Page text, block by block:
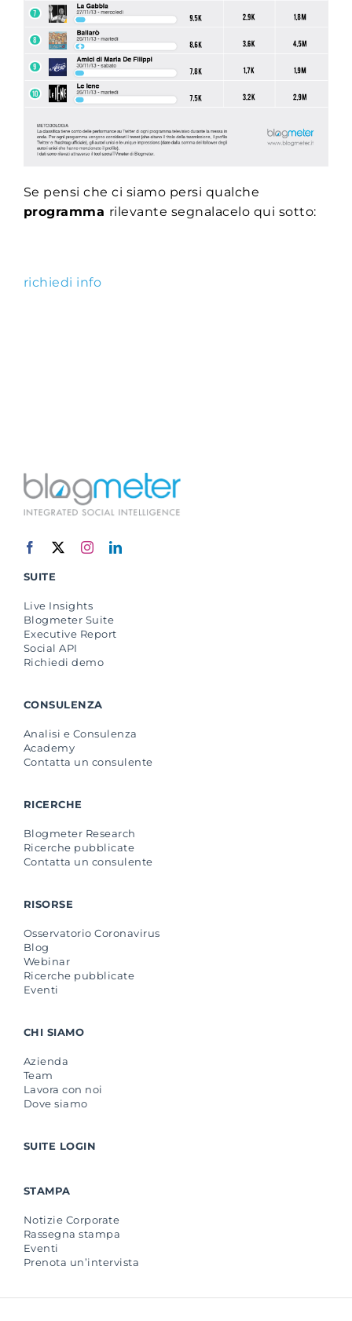
Se pensi che ci siamo persi qualche
programma rilevante segnalacelo qui sotto:
richiedi info
SUITE
Live Insights
Blogmeter Suite
Executive Report
Social API
Richiedi demo
CONSULENZA
Analisi e Consulenza
Academy
Contatta un consulente
RICERCHE
Blogmeter Research
Ricerche pubblicate
Contatta un consulente
RISORSE
Osservatorio Coronavirus
Blog
Webinar
Ricerche pubblicate
Eventi
CHI SIAMO
Azienda
Team
Lavora con noi
Dove siamo
SUITE LOGIN
STAMPA
Notizie Corporate
Rassegna stampa
Eventi
Prenota un’intervista